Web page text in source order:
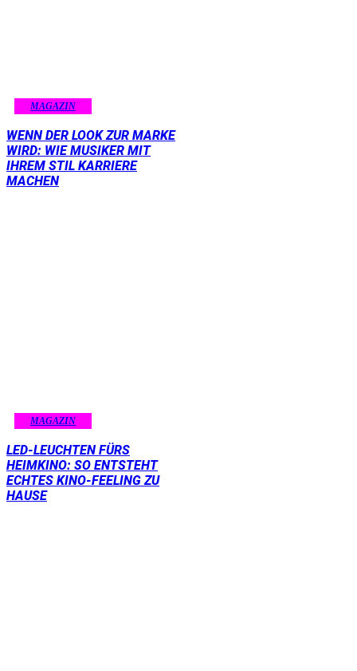
MAGAZIN
WENN DER LOOK ZUR MARKE
WIRD: WIE MUSIKER MIT
IHREM STIL KARRIERE
MACHEN
MAGAZIN
LED-LEUCHTEN FÜRS
HEIMKINO: SO ENTSTEHT
ECHTES KINO-FEELING ZU
HAUSE